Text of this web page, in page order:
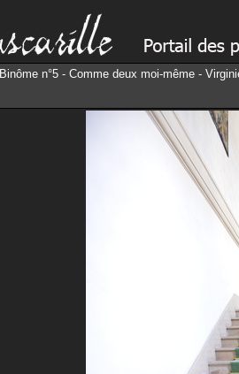
Binôme n°5 - Comme deux moi-même -